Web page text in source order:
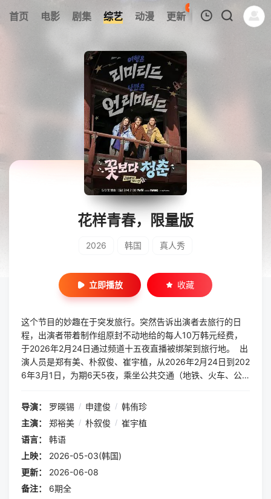
首页 电影 剧集 综艺 动漫 更新
41
热榜 APP
暂无观看影片的记录
花样青春，限量版
2026 韩国 真人秀
立即播放 收藏
这个节目的妙趣在于突发旅行。突然告诉出演者去旅行的日
程，出演者带着制作组原封不动地给的每人10万韩元经费，
于2026年2月24日通过频道十五夜直播被绑架到旅行地。 出
演人员是郑有美、朴叙俊、崔宇植，从2026年2月24日到202
6年3月1日，为期6天5夜，乘坐公共交通（地铁、火车、公
现场直播进行。节目在五月初
导演： 罗暎锡 / 申建俊 / 韩侑珍
主演：
郑裕美 / 朴叙俊 / 崔宇植
语言：
韩语
上映：
2026-05-03(韩国)
更新：
2026-06-08
备注：
6期全